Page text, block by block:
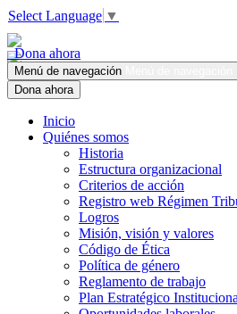
Select Language ▼
Dona ahora
Menú de navegación
Dona ahora
Inicio
Quiénes somos
Historia
Estructura organizacional
Criterios de acción
Registro web Régimen
Logros
Misión, visión y valores
Código de Ética
Política de género
Reglamento de trabajo
Plan Estratégico